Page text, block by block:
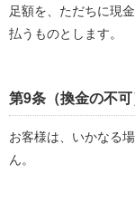
足額を、ただちに現
払うものとします。
第9条（換金の不可
お客様は、いかなる
ん。